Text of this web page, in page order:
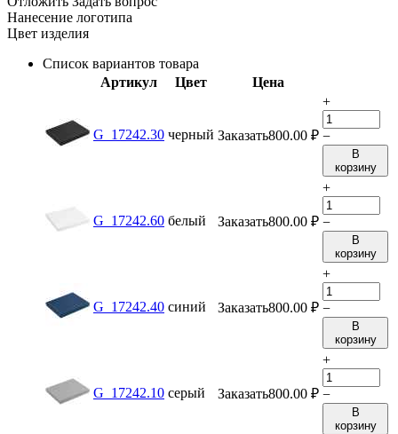
Нанесение логотипа
Цвет изделия
Список вариантов товара
Артикул
Цвет Цена
G_17242.30 черный Заказать800.00 ₽
+
−
В
корзину
G_17242.60 белый Заказать800.00 ₽
+
−
В
корзину
G_17242.40 синий Заказать800.00 ₽
+
−
В
корзину
G_17242.10 серый Заказать800.00 ₽
+
−
В
корзину